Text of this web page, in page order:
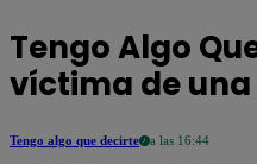
Tengo Algo
víctima de
Tengo algo que decirte a las 16:44